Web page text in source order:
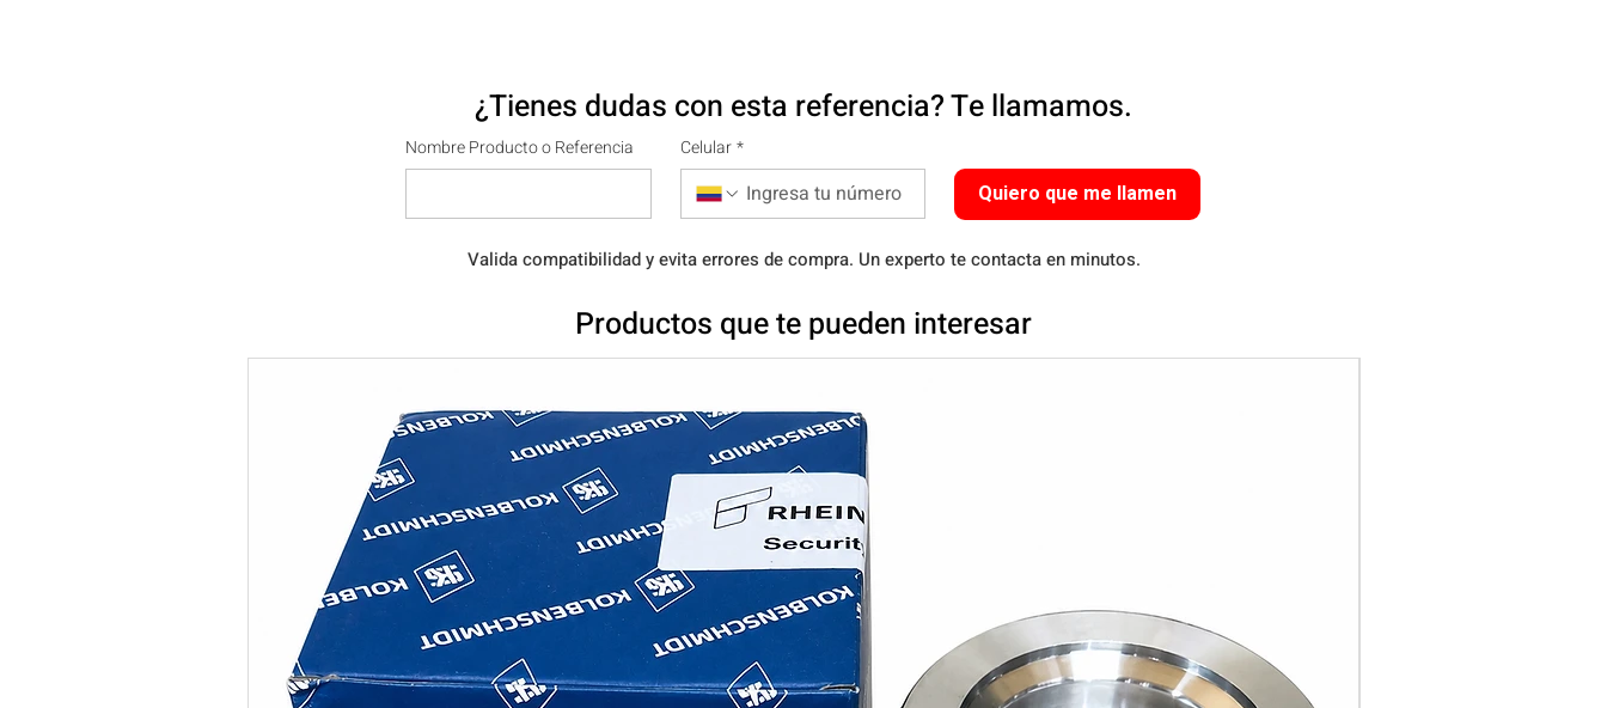
¿Tienes dudas con esta referencia? Te llamamos.
Nombre Producto o Referencia Celular *
Quiero que me llamen
Valida compatibilidad y evita errores de compra. Un experto te contacta en minutos.
Productos que te pueden interesar